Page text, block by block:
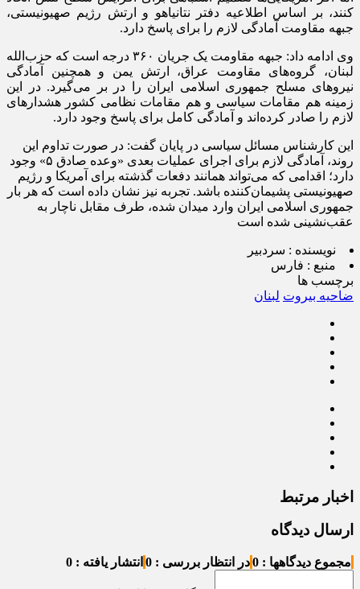
کنند، بر اساس اطلاعیه دفتر نتانیاهو و ارتش رژیم صهیونیستی،
جبهه مقاومت آمادگی لازم را برای پاسخ دارد.
وی ادامه داد: جبهه مقاومت یک جریان ۳۶۰ درجه است که حزب‌الله
لبنان، گروه‌های مقاومت عراق، ارتش یمن و همچنین آمادگی
نیروهای مسلح جمهوری اسلامی ایران را در بر می‌گیرد. در این
زمینه هم مقامات سیاسی و هم مقامات نظامی کشور هشدارهای
لازم را صادر کرده‌اند و آمادگی کامل برای پاسخ وجود دارد.
این کارشناس مسائل سیاسی در پایان گفت: در صورت تداوم این
روند، آمادگی لازم برای اجرای عملیات بعدی «وعده صادق ۵» وجود
دارد؛ اقدامی که می‌تواند همانند دفعات گذشته برای آمریکا و رژیم
صهیونیستی پشیمان‌کننده باشد. تجربه نیز نشان داده است که هر بار
جمهوری اسلامی ایران وارد میدان شده، طرف مقابل ناچار به
عقب‌نشینی شده است
نویسنده : سردبیر
منبع : فارس
برچسب ها
ضاحیه بیروت لبنان
اخبار مرتبط
ارسال دیدگاه
مجموع دیدگاهها : 0 در انتظار بررسی : 0 انتشار یافته : 0